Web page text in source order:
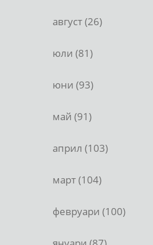
август (26)
юли (81)
юни (93)
май (91)
април (103)
март (104)
февруари (100)